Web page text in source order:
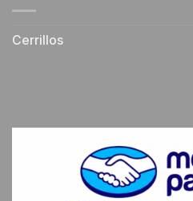
Cerrillos